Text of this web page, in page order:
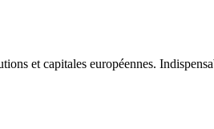
et capitales européennes.